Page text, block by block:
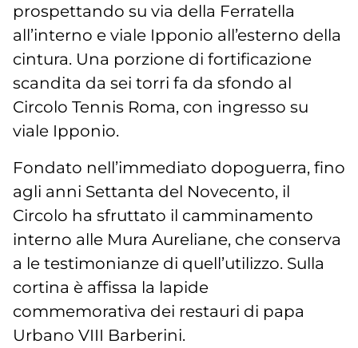
prospettando su via della Ferratella
all’interno e viale Ipponio all’esterno della
cintura. Una porzione di fortificazione
scandita da sei torri fa da sfondo al
Circolo Tennis Roma, con ingresso su
viale Ipponio.
Fondato nell’immediato dopoguerra, fino
agli anni Settanta del Novecento, il
Circolo ha sfruttato il camminamento
interno alle Mura Aureliane, che conserva
a le testimonianze di quell’utilizzo. Sulla
cortina è affissa la lapide
commemorativa dei restauri di papa
Urbano VIII Barberini.